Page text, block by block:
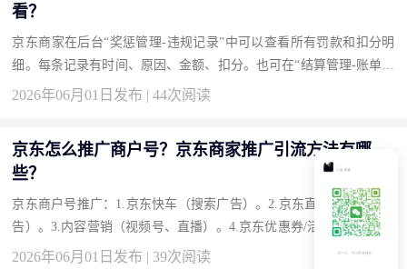
看？
京东商家在后台“奖惩管理-违规记录”中可以查看所有罚款和扣分明
细。每条记录有时间、原因、金额、扣分。也可在“结算管理-账单明
细”中查到扣款。如果对罚款有异议，在违规记录里点“申诉”。 京
2026年06月01日发布 | 44次阅读
京东怎么推广商户号？京东商家推广引流方法有哪
些？
京东商户号推广：1.京东快车（搜索广告）。2.京东直投（腾讯系广
告）。3.内容营销（视频号、直播）。4.京东优惠券/活动。5.京东联
盟（CPS淘客）。结合自己商品，多工具并用。新店先从快车和优...
2026年06月01日发布 | 39次阅读